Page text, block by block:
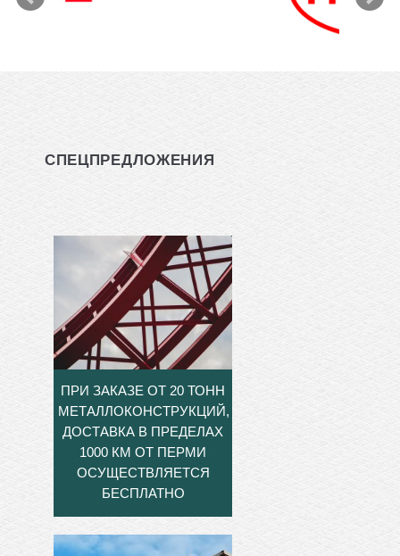
СПЕЦПРЕДЛОЖЕНИЯ
ПРИ ЗАКАЗЕ ОТ 20 ТОНН
МЕТАЛЛОКОНСТРУКЦИЙ,
ДОСТАВКА В ПРЕДЕЛАХ
1000 КМ ОТ ПЕРМИ
ОСУЩЕСТВЛЯЕТСЯ
БЕСПЛАТНО